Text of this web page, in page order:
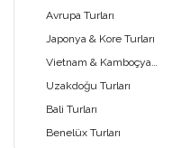
Avrupa Turları
Japonya & Kore Turları
Vietnam & Kamboçya
Uzakdoğu Turları
Bali Turları
Benelüx Turları